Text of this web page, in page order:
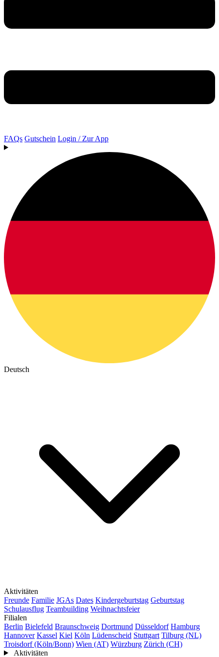
FAQs Gutschein Login / Zur App
Deutsch
Aktivitäten
Freunde Familie JGAs Dates Kindergeburtstag Geburtstag
Schulausflug Teambuilding Weihnachtsfeier
Filialen
Berlin Bielefeld Braunschweig Dortmund Düsseldorf Hamburg
Hannover Kassel Kiel Köln Lüdenscheid Stuttgart Tilburg (NL)
Troisdorf (Köln/Bonn) Wien (AT) Würzburg Zürich (CH)
Aktivitäten